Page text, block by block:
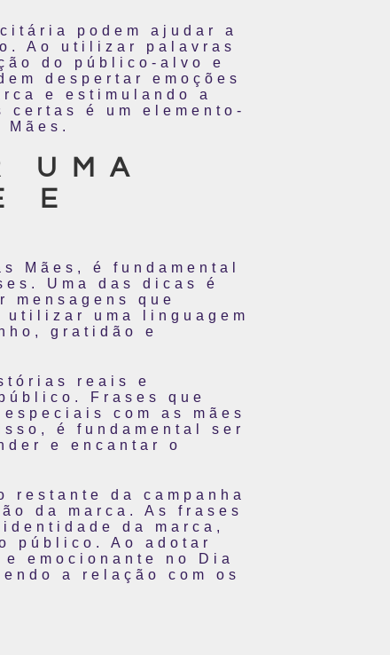
podem ajudar a
Ao utilizar palavras
do público-alvo e
despertar emoções
e estimulando a
é um elemento-
UMA
E
Mães, é fundamental
Uma das dicas é
que
utilizar uma linguagem
gratidão e
reais e
Frases que
com as mães
é fundamental ser
e encantar o
da campanha
da marca. As frases
da marca,
público. Ao adotar
emocionante no Dia
a relação com os